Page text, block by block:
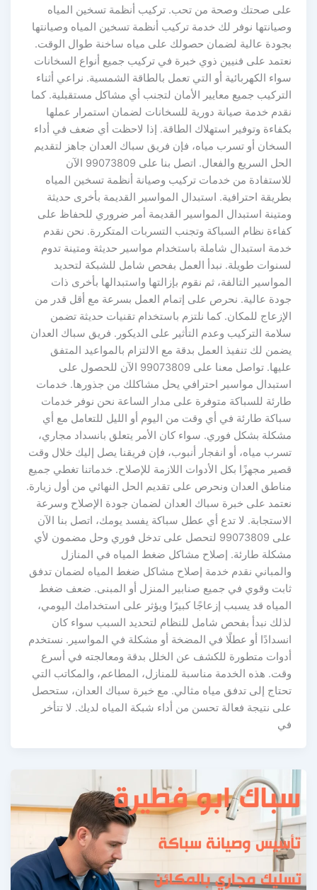
على صحتك وصحة من تحب. تركيب أنظمة تسخين المياه
وصيانتها نوفر لك خدمة تركيب أنظمة تسخين المياه وصيانتها
بجودة عالية لضمان حصولك على مياه ساخنة طوال الوقت.
نعتمد على فنيين ذوي خبرة في تركيب جميع أنواع السخانات
سواء الكهربائية أو التي تعمل بالطاقة الشمسية. نراعي أثناء
التركيب جميع معايير الأمان لتجنب أي مشاكل مستقبلية. كما
نقدم خدمة صيانة دورية للسخانات لضمان استمرار عملها
بكفاءة وتوفير استهلاك الطاقة. إذا لاحظت أي ضعف في أداء
السخان أو تسرب مياه، فإن فريق سباك العدان جاهز لتقديم
الحل السريع والفعال. اتصل بنا على 99073809 الآن
للاستفادة من خدمات تركيب وصيانة أنظمة تسخين المياه
بطريقة احترافية. استبدال المواسير القديمة بأخرى حديثة
ومتينة استبدال المواسير القديمة أمر ضروري للحفاظ على
كفاءة نظام السباكة وتجنب التسربات المتكررة. نحن نقدم
خدمة استبدال شاملة باستخدام مواسير حديثة ومتينة تدوم
لسنوات طويلة. نبدأ العمل بفحص شامل للشبكة لتحديد
المواسير التالفة، ثم نقوم بإزالتها واستبدالها بأخرى ذات
جودة عالية. نحرص على إتمام العمل بسرعة مع أقل قدر من
الإزعاج للمكان. كما نلتزم باستخدام تقنيات حديثة تضمن
سلامة التركيب وعدم التأثير على الديكور. فريق سباك العدان
يضمن لك تنفيذ العمل بدقة مع الالتزام بالمواعيد المتفق
عليها. تواصل معنا على 99073809 الآن للحصول على
استبدال مواسير احترافي يحل مشاكلك من جذورها. خدمات
طارئة للسباكة متوفرة على مدار الساعة نحن نوفر خدمات
سباكة طارئة في أي وقت من اليوم أو الليل للتعامل مع أي
مشكلة بشكل فوري. سواء كان الأمر يتعلق بانسداد مجاري،
تسرب مياه، أو انفجار أنبوب، فإن فريقنا يصل إليك خلال وقت
قصير مجهزًا بكل الأدوات اللازمة للإصلاح. خدماتنا تغطي جميع
مناطق العدان ونحرص على تقديم الحل النهائي من أول زيارة.
نعتمد على خبرة سباك العدان لضمان جودة الإصلاح وسرعة
الاستجابة. لا تدع أي عطل سباكة يفسد يومك، اتصل بنا الآن
على 99073809 لتحصل على تدخل فوري وحل مضمون لأي
مشكلة طارئة. إصلاح مشاكل ضغط المياه في المنازل
والمباني نقدم خدمة إصلاح مشاكل ضغط المياه لضمان تدفق
ثابت وقوي في جميع صنابير المنزل أو المبنى. ضعف ضغط
المياه قد يسبب إزعاجًا كبيرًا ويؤثر على استخدامك اليومي،
لذلك نبدأ بفحص شامل للنظام لتحديد السبب سواء كان
انسدادًا أو عطلًا في المضخة أو مشكلة في المواسير. نستخدم
أدوات متطورة للكشف عن الخلل بدقة ومعالجته في أسرع
وقت. هذه الخدمة مناسبة للمنازل، المطاعم، والمكاتب التي
تحتاج إلى تدفق مياه مثالي. مع خبرة سباك العدان، ستحصل
على نتيجة فعالة تحسن من أداء شبكة المياه لديك. لا تتأخر
في